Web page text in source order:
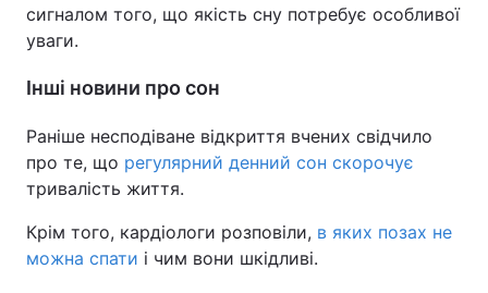
сигналом того, що якість сну потребує особливої
уваги.
Інші новини про сон
Раніше несподіване відкриття вчених свідчило
про те, що регулярний денний сон скорочує
тривалість життя.
Крім того, кардіологи розповіли, в яких позах не
можна спати і чим вони шкідливі.